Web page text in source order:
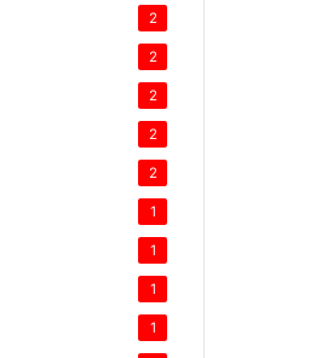
2
2
2
2
2
1
1
1
1